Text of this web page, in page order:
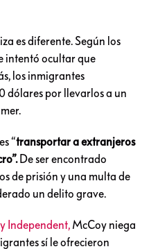
es diferente. Según los
intentó ocultar que
los inmigrantes
dólares por llevarlos a un
“transportar a extranjeros
De ser encontrado
de prisión y una multa de
un delito grave.
Independent, McCoy niega
sí le ofrecieron